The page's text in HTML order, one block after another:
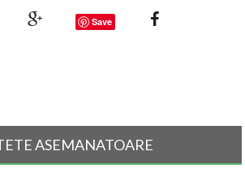
Save
ASEMANATOARE